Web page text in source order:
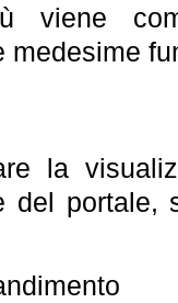
viene
medesime
la
del portale,